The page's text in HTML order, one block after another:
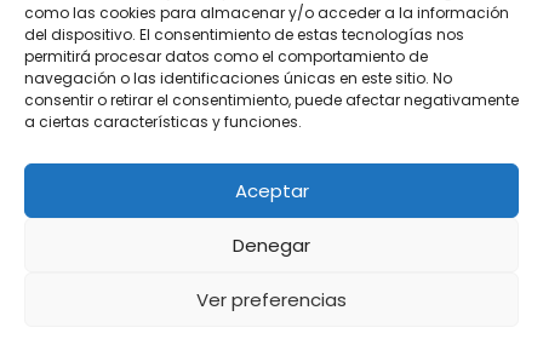
como las cookies para almacenar y/o acceder a la información
del dispositivo. El consentimiento de estas tecnologías nos
permitirá procesar datos como el comportamiento de
navegación o las identificaciones únicas en este sitio. No
consentir o retirar el consentimiento, puede afectar negativamente
a ciertas características y funciones.
Aceptar
Denegar
Ver preferencias